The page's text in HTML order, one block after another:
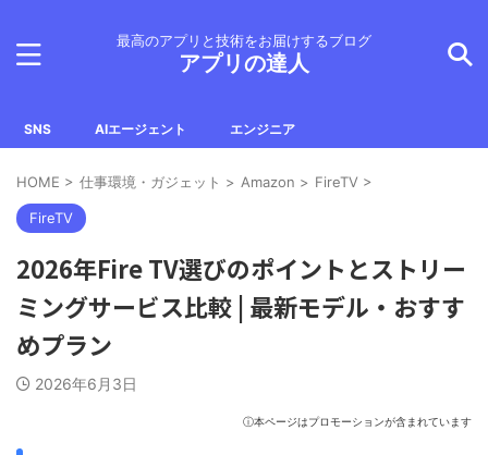
最高のアプリと技術をお届けするブログ
アプリの達人
SNS AIエージェント エンジニア
HOME > 仕事環境・ガジェット > Amazon > FireTV >
FireTV
2026年Fire TV選びのポイントとストリー
ミングサービス比較 | 最新モデル・おすす
めプラン
2026年6月3日
ⓘ本ページはプロモーションが含まれています